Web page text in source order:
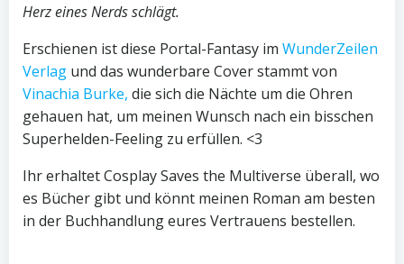
Herz eines Nerds schlägt.
Erschienen ist diese Portal-Fantasy im WunderZeilen
Verlag und das wunderbare Cover stammt von
Vinachia Burke, die sich die Nächte um die Ohren
gehauen hat, um meinen Wunsch nach ein bisschen
Superhelden-Feeling zu erfüllen. <3
Ihr erhaltet Cosplay Saves the Multiverse überall, wo
es Bücher gibt und könnt meinen Roman am besten
in der Buchhandlung eures Vertrauens bestellen.